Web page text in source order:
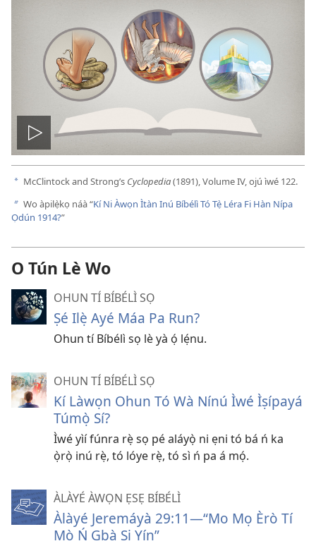
Play
video
a McClintock and Strong’s Cyclopedia(1891), Volume IV, ojú ìwé 122.
b Wo àpilẹ̀kọ náà “Kí Ni Àwọn Ìtàn Inú Bíbélì Tó Tẹ̀ Léra Fi Hàn Nípa
Ọdún 1914?”
O Tún Lè Wo
OHUN TÍ BÍBÉLÌ SỌ
Ṣé Ilẹ̀ Ayé Máa Pa Run?
Ohun tí Bíbélì sọ lè yà ọ́ lẹ́nu.
OHUN TÍ BÍBÉLÌ SỌ
Kí Làwọn Ohun Tó Wà Nínú Ìwé Ìṣípayá
Túmọ̀ Sí?
Ìwé yìí fúnra rẹ̀ sọ pé aláyọ̀ ni ẹni tó bá ń ka
ọ̀rọ̀ inú rẹ̀, tó lóye rẹ̀, tó sì ń pa á mọ́.
ÀLÀYÉ ÀWỌN ẸSẸ BÍBÉLÌ
Àlàyé Jeremáyà 29:11—“Mo Mọ Èrò Tí
Mò Ń Gbà Si Yín”